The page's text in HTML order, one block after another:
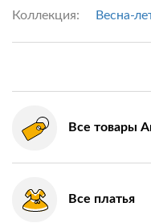
Коллекция: Весна-
Все товары
Все платья